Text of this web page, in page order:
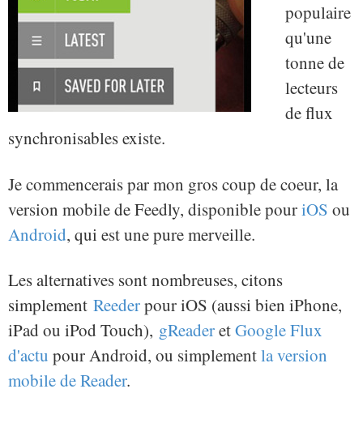
populaire
qu'une
tonne de
lecteurs
de flux
synchronisables existe.
Je commencerais par mon gros coup de coeur, la
version mobile de Feedly, disponible pouriOS ou
Android, qui est une pure merveille.
Les alternatives sont nombreuses, citons
simplement Reederpour iOS (aussi bien iPhone,
iPad ou iPod Touch), gReaderetGoogle Flux
d'actu pour Android, ou simplementla version
mobile de Reader.